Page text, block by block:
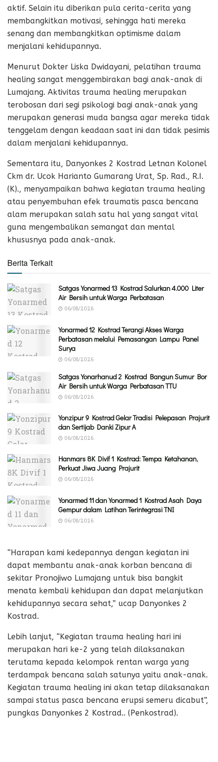
aktif. Selain itu diberikan pula cerita-cerita yang
membangkitkan motivasi, sehingga hati mereka
senang dan membangkitkan optimisme dalam
menjalani kehidupannya.
Menurut Dokter Liska Dwidayani, pelatihan trauma
healing sangat menggembirakan bagi anak-anak di
Lumajang. Aktivitas trauma healing merupakan
terobosan dari segi psikologi bagi anak-anak yang
merupakan generasi muda bangsa agar mereka tidak
tenggelam dengan keadaan saat ini dan tidak pesimis
dalam menjalani kehidupannya.
Sementara itu, Danyonkes 2 Kostrad Letnan Kolonel
Ckm dr. Ucok Harianto Gumarang Urat, Sp. Rad., R.I.
(K)., menyampaikan bahwa kegiatan trauma healing
atau penyembuhan efek traumatis pasca bencana
alam merupakan salah satu hal yang sangat vital
guna mengembalikan semangat dan mental
khususnya pada anak-anak.
Berita Terkait
Satgas Yonarmed 13 Kostrad Salurkan 4.000 Liter
Air Bersih untuk Warga Perbatasan
06/08/2026
Yonarmed 12 Kostrad Terangi Akses Warga
Perbatasan melalui Pemasangan Lampu Panel
Surya
06/08/2026
Satgas Yonarhanud 2 Kostrad Bangun Sumur Bor
Air Bersih untuk Warga Perbatasan TTU
06/08/2026
Yonzipur 9 Kostrad Gelar Tradisi Pelepasan Prajurit
dan Sertijab Danki Zipur A
06/08/2026
Hanmars 8K Divif 1 Kostrad: Tempa Ketahanan,
Perkuat Jiwa Juang Prajurit
06/08/2026
Yonarmed 11 dan Yonarmed 1 Kostrad Asah Daya
Gempur dalam Latihan Terintegrasi TNI
06/08/2026
“Harapan kami kedepannya dengan kegiatan ini
dapat membantu anak-anak korban bencana di
sekitar Pronojiwo Lumajang untuk bisa bangkit
menata kembali kehidupan dan dapat melanjutkan
kehidupannya secara sehat,” ucap Danyonkes 2
Kostrad.
Lebih lanjut, “Kegiatan trauma healing hari ini
merupakan hari ke-2 yang telah dilaksanakan
terutama kepada kelompok rentan warga yang
terdampak bencana salah satunya yaitu anak-anak.
Kegiatan trauma healing ini akan tetap dilaksanakan
sampai status pasca bencana erupsi semeru dicabut”,
pungkas Danyonkes 2 Kostrad.. (Penkostrad).